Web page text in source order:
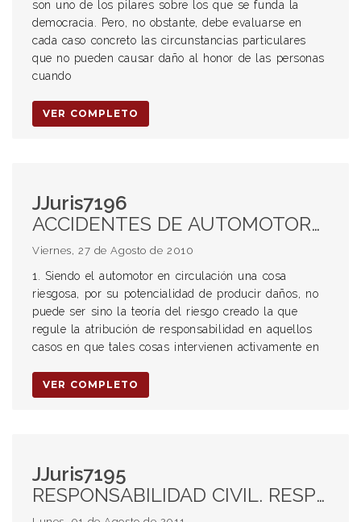
son uno de los pilares sobre los que se funda la
democracia. Pero, no obstante, debe evaluarse en
cada caso concreto las circunstancias particulares
que no pueden causar daño al honor de las personas
cuando
VER COMPLETO
JJuris7196
ACCIDENTES DE AUTOMOTORES. TEORÍA DEL RIESGO CREADO. COSA RIESGOSA. DAÑO. RESPONSABILIDAD. FACTOR DE ATRIBUCIÓN OBJETIVO. DUEÑO O GUARDIÁN DE LA COSA RIESGOSA. RESPONSABILIDAD DEL CONDUCTOR DE UN VEHÍCULO. CARTEL INDICADOR “PARE”. PELIGRO. MANIOBRA CORRECTA. PODER DE POLICÍA DEL ESTADO MUNICIPAL. CÓDIGO DE TRANSITO. DEBERES DE LOS PARTICULARES. LEY NACIONAL DE TRÁNSITO. DAÑOS PRODUCIDOS POR HECHOS EXTRAÑOS A LA INTERVENCIÓN DIRECTA DEL ESTADO. ACTIVIDADES PRIVADAS SUJETAS A REGULACIÓN ESTATAL POR RAZONES DE INTERÉS GENERAL. AUSENCIA DE RESPONSABILIDAD DE LA MUNICIPALIDAD DE ROSARIO.
Viernes, 27 de Agosto de 2010
1. Siendo el automotor en circulación una cosa
riesgosa, por su potencialidad de producir daños, no
puede ser sino la teoría del riesgo creado la que
regule la atribución de responsabilidad en aquellos
casos en que tales cosas intervienen activamente en
VER COMPLETO
JJuris7195
RESPONSABILIDAD CIVIL. RESPONSABILIDAD EXTRACONTRACTUAL. ACCIDENTE DE AUTOMOTORES. ART 1102 CC. EFECTOS DE LA SENTENCIA PENAL CONDENATORIA SOBRE LA SENTENCIA CIVIL. PRUEBA PRODUCIDA SOBRE LA RESPONSABILIDAD DEL CONDENADO PENALMENTE. RESPONSABILIDAD CONCURRENTE. CUESTIONES IRREVISABLES EN SEDE CIVIL. ART 1113 2° PÁRRAFO CC. COLISIÓN DE DOS VEHÍCULOS. PRESUNCIÓN DE RESPONSABILIDAD PARA AMBOS CONDUCTORES. EXIMENTES DE RESPONSABILIDAD. CONDUCTA IMPRUDENTE Y NEGLIGENTE. PRECAUCIONES DE LA LEY NACIONAL DE TRÁNSITO. VÍA CONTRARIA LIBRE. DISTANCIA SUFICIENTE. VISIBILIDAD SUFICIENTE. PRECAUCIÓN EN LUGAR PELIGROSO. HECHO IMPREVISIBLE E INEVITABLE PARA EL DEMANDADO. CONDUCTA DEL ACTOR ÚNICA CAUSA DEL HECHO.